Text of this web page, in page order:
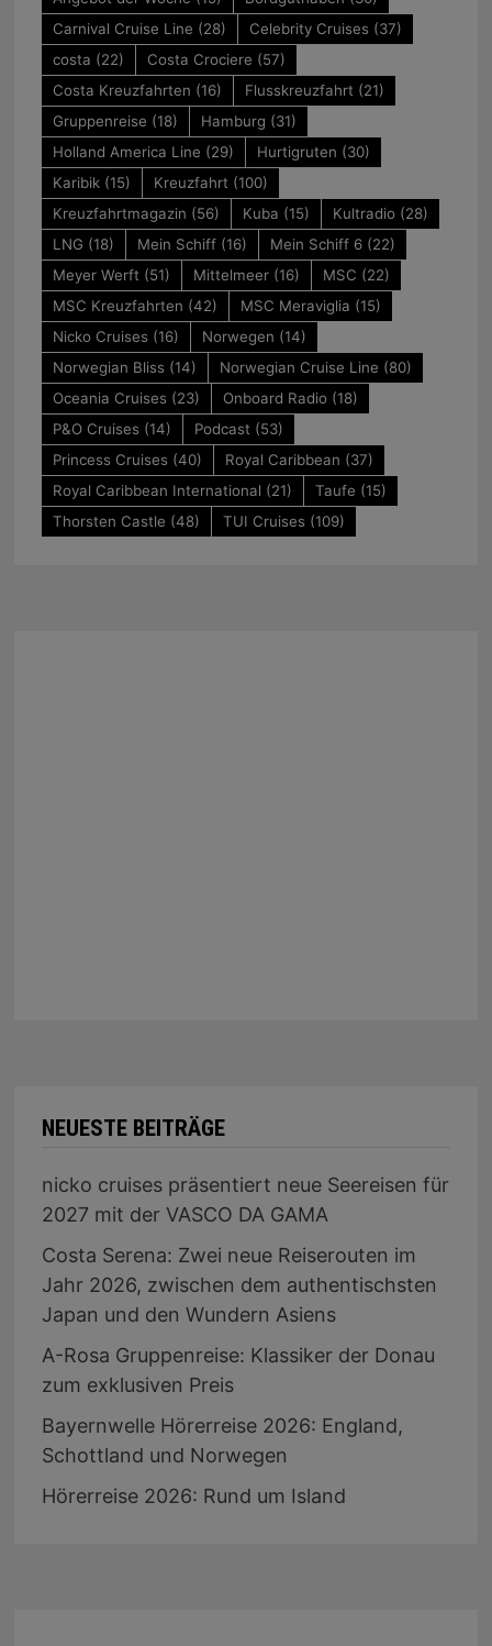
Carnival Cruise Line (28) Celebrity Cruises (37)
costa (22) Costa Crociere (57)
Costa Kreuzfahrten (16) Flusskreuzfahrt (21)
Gruppenreise (18) Hamburg (31)
Holland America Line (29) Hurtigruten (30)
Karibik(15) Kreuzfahrt (100)
Kreuzfahrtmagazin (56) Kuba (15) Kultradio(28)
LNG (18) Mein Schiff(16) Mein Schiff 6(22)
Meyer Werft (51) Mittelmeer(16) MSC (22)
MSC Kreuzfahrten (42) MSC Meraviglia (15)
Nicko Cruises (16) Norwegen (14)
Norwegian Bliss (14) Norwegian Cruise Line (80)
Oceania Cruises (23) Onboard Radio(18)
P&O Cruises (14) Podcast (53)
Princess Cruises (40) Royal Caribbean (37)
Royal Caribbean International (21) Taufe (15)
Thorsten Castle (48) TUI Cruises (109)
NEUESTE BEITRÄGE
nicko cruises präsentiert neue Seereisen für
2027 mit der VASCO DA GAMA
Costa Serena: Zwei neue Reiserouten im
Jahr 2026, zwischen dem authentischsten
Japan und den Wundern Asiens
A-Rosa Gruppenreise: Klassiker der Donau
zum exklusiven Preis
Bayernwelle Hörerreise 2026: England,
Schottland und Norwegen
Hörerreise 2026: Rund um Island